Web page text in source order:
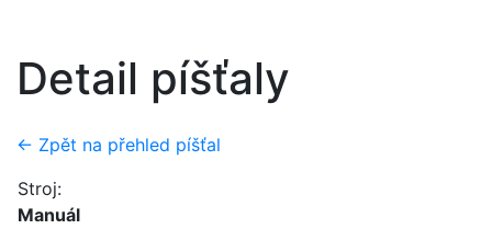
Detail píšťaly
← Zpět na přehled píšťal
Stroj:
Manuál